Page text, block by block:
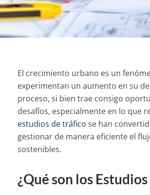
El crecimiento urbano es un
experimentan un aumento en su
proceso, si bien trae consigo
desafíos, especialmente en lo que
estudios de tráfico se han
gestionar de manera eficiente el
sostenibles.
¿Qué son los